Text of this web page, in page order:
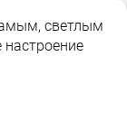
светлым